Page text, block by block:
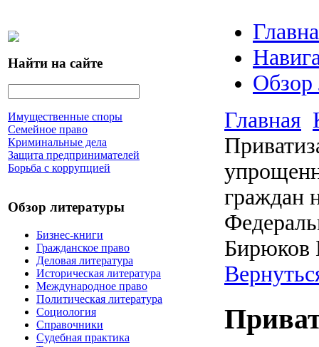
Найти на сайте
Имущественные споры
Семейное право
Криминальные дела
Защита предпринимателей
Борьба с коррупцией
Обзор литературы
Бизнес-книги
Гражданское право
Деловая литература
Историческая литература
Международное право
Политическая литература
Социология
Справочники
Судебная практика
Обзор
Главная
граждан